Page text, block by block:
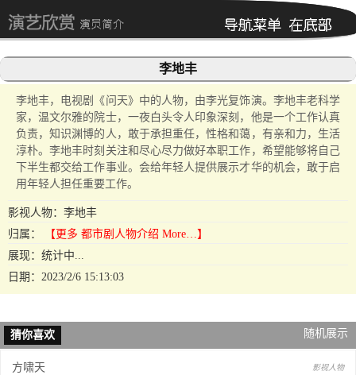
李地丰
李地丰，电视剧《问天》中的人物，由李光复饰演。李地丰老科学
家，温文尔雅的院士，一夜白头令人印象深刻，他是一个工作认真
负责，知识渊博的人，敢于承担重任，性格和蔼，有亲和力，生活
淳朴。李地丰时刻关注和尽心尽力做好本职工作，希望能够将自己
下半生都交给工作事业。会给年轻人提供展示才华的机会，敢于启
用年轻人担任重要工作。
影视人物：李地丰
归属：
【更多 都市剧人物介绍 More…】
展现：统计中...
日期：2023/2/6 15:13:03
随机展示
猜你喜欢
影视人物
方啸天